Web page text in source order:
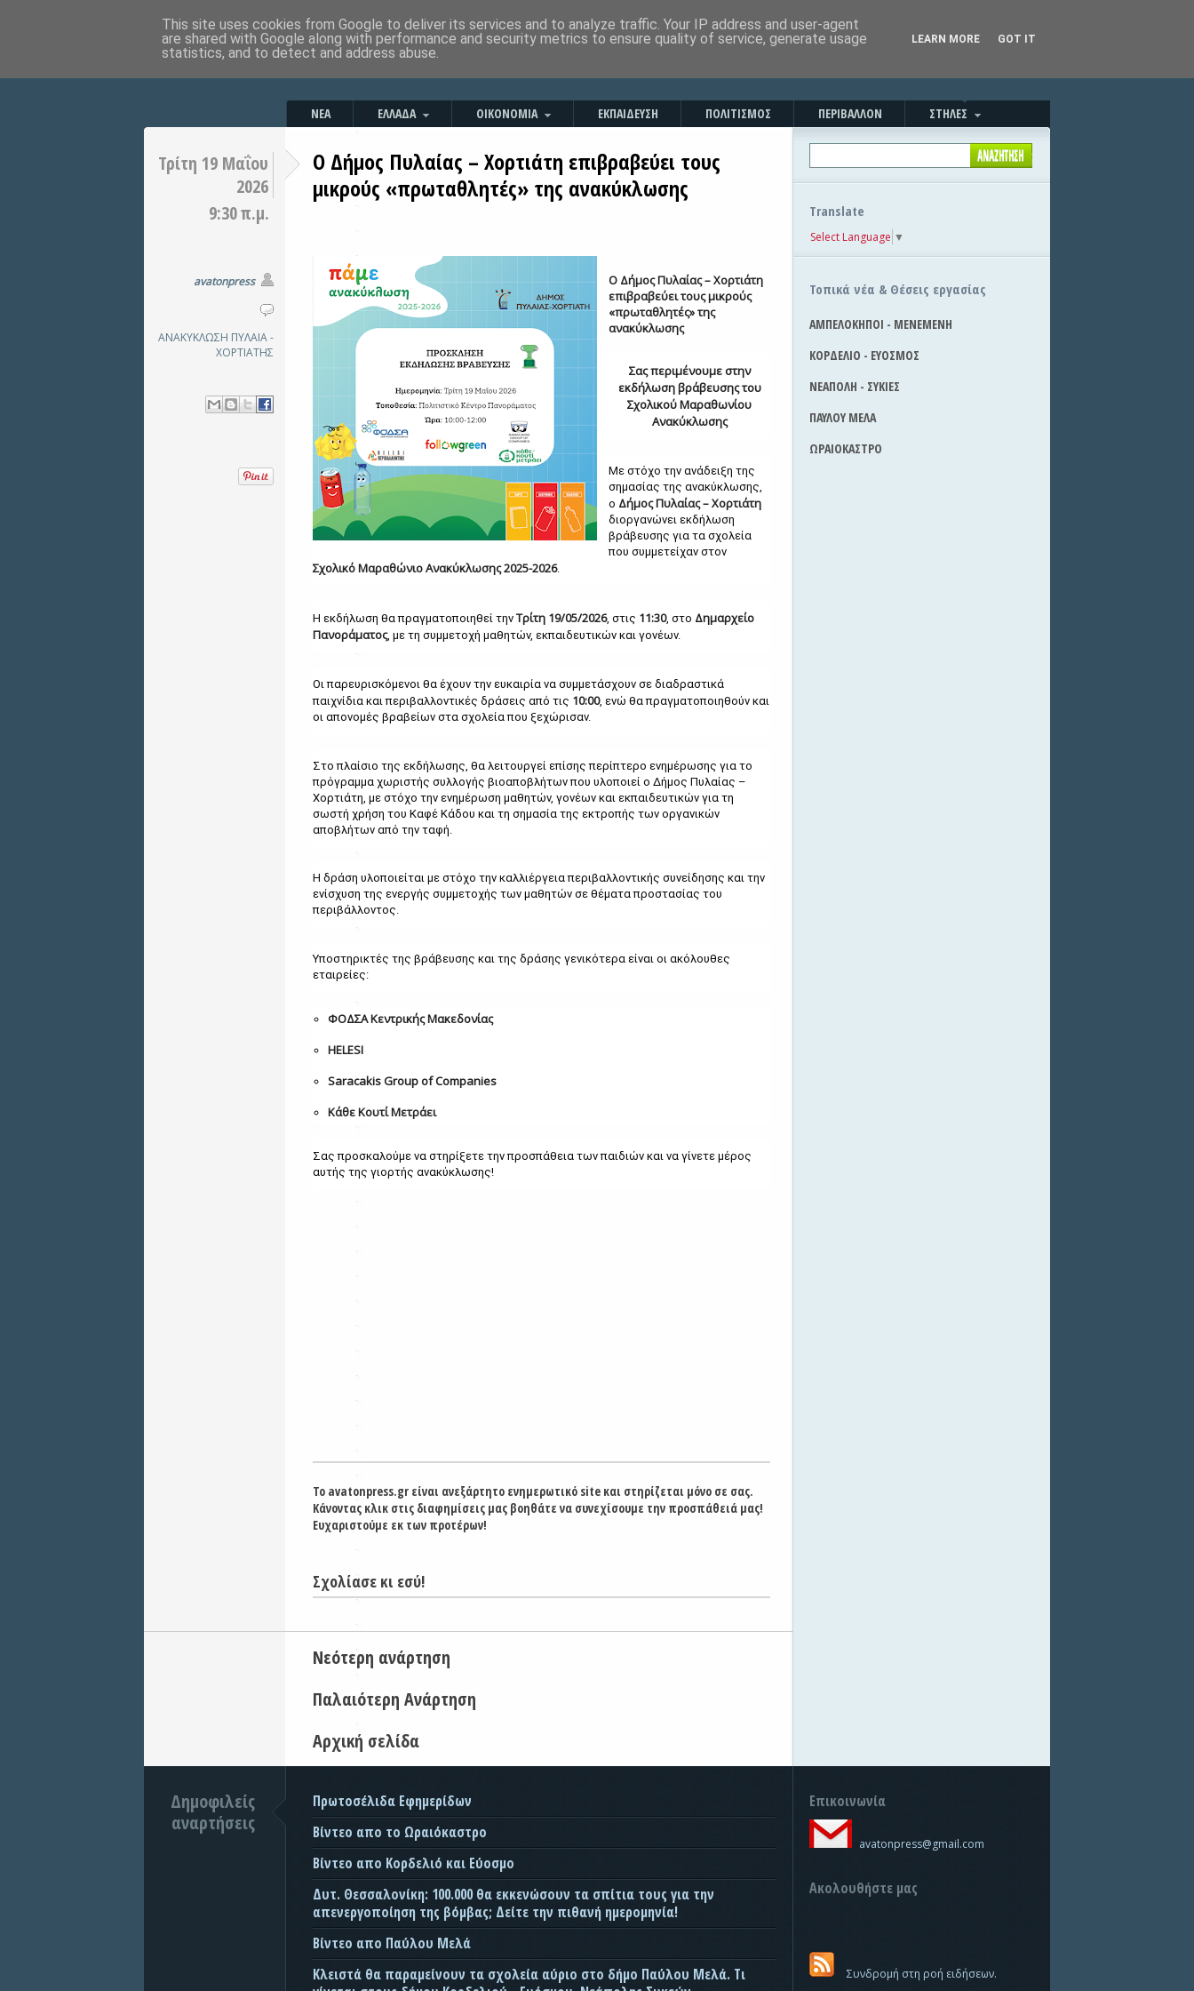
ΝΕΑ ΕΛΛΑΔΑ ΟΙΚΟΝΟΜΙΑ ΕΚΠΑΙΔΕΥΣΗ ΠΟΛΙΤΙΣΜΟΣ ΠΕΡΙΒΑΛΛΟΝ ΣΤΗΛΕΣ
Τρίτη 19 Μαΐου
2026
9:30 π.μ.
avatonpress
ΑΝΑΚΥΚΛΩΣΗ ΠΥΛΑΙΑ -
ΧΟΡΤΙΑΤΗΣ
Ο Δήμος Πυλαίας – Χορτιάτη επιβραβεύει τους
μικρούς «πρωταθλητές» της ανακύκλωσης
Ο Δήμος Πυλαίας – Χορτιάτη
επιβραβεύει τους μικρούς
«πρωταθλητές» της
ανακύκλωσης
Σας περιμένουμε στην
εκδήλωση βράβευσης του
Σχολικού Μαραθωνίου
Ανακύκλωσης
Με στόχο την ανάδειξη της
σημασίας της ανακύκλωσης,
ο Δήμος Πυλαίας – Χορτιάτη
διοργανώνει εκδήλωση
βράβευσης για τα σχολεία
που συμμετείχαν στον
Σχολικό Μαραθώνιο Ανακύκλωσης 2025-2026.
Η εκδήλωση θα πραγματοποιηθεί την Τρίτη 19/05/2026, στις 11:30, στο Δημαρχείο
Πανοράματος, με τη συμμετοχή μαθητών, εκπαιδευτικών και γονέων.
Οι παρευρισκόμενοι θα έχουν την ευκαιρία να συμμετάσχουν σε διαδραστικά
παιχνίδια και περιβαλλοντικές δράσεις από τις 10:00, ενώ θα πραγματοποιηθούν και
οι απονομές βραβείων στα σχολεία που ξεχώρισαν.
Στο πλαίσιο της εκδήλωσης, θα λειτουργεί επίσης περίπτερο ενημέρωσης για το
πρόγραμμα χωριστής συλλογής βιοαποβλήτων που υλοποιεί ο Δήμος Πυλαίας –
Χορτιάτη, με στόχο την ενημέρωση μαθητών, γονέων και εκπαιδευτικών για τη
σωστή χρήση του Καφέ Κάδου και τη σημασία της εκτροπής των οργανικών
αποβλήτων από την ταφή.
Η δράση υλοποιείται με στόχο την καλλιέργεια περιβαλλοντικής συνείδησης και την
ενίσχυση της ενεργής συμμετοχής των μαθητών σε θέματα προστασίας του
περιβάλλοντος.
Υποστηρικτές της βράβευσης και της δράσης γενικότερα είναι οι ακόλουθες
εταιρείες:
ΦΟΔΣΑ Κεντρικής Μακεδονίας
HELESI
Saracakis Group of Companies
Κάθε Κουτί Μετράει
Σας προσκαλούμε να στηρίξετε την προσπάθεια των παιδιών και να γίνετε μέρος
αυτής της γιορτής ανακύκλωσης!
Το avatonpress.gr είναι ανεξάρτητο ενημερωτικό site και στηρίζεται μόνο σε σας.
Κάνοντας κλικ στις διαφημίσεις μας βοηθάτε να συνεχίσουμε την προσπάθειά μας!
Ευχαριστούμε εκ των προτέρων!
Σχολίασε κι εσύ!
Νεότερη ανάρτηση
Παλαιότερη Ανάρτηση
Αρχική σελίδα
Translate
Select Language ▼
Τοπικά νέα & Θέσεις εργασίας
ΑΜΠΕΛΟΚΗΠΟΙ - ΜΕΝΕΜΕΝΗ
ΚΟΡΔΕΛΙΟ - ΕΥΟΣΜΟΣ
ΝΕΑΠΟΛΗ - ΣΥΚΙΕΣ
ΠΑΥΛΟΥ ΜΕΛΑ
ΩΡΑΙΟΚΑΣΤΡΟ
Δημοφιλείς
αναρτήσεις
Πρωτοσέλιδα Εφημερίδων
Βίντεο απο το Ωραιόκαστρο
Βίντεο απο Κορδελιό και Εύοσμο
Δυτ. Θεσσαλονίκη: 100.000 θα εκκενώσουν τα σπίτια τους για την
απενεργοποίηση της βόμβας; Δείτε την πιθανή ημερομηνία!
Βίντεο απο Παύλου Μελά
Κλειστά θα παραμείνουν τα σχολεία αύριο στο δήμο Παύλου Μελά. Τι
Επικοινωνία
avatonpress@gmail.com
Ακολουθήστε μας
Συνδρομή στη ροή ειδήσεων.
This site uses cookies from Google to deliver its services and to analyze traffic. Your IP address and user-agent
are shared with Google along with performance and security metrics to ensure quality of service, generate usage
statistics, and to detect and address abuse.
LEARN MORE GOT IT